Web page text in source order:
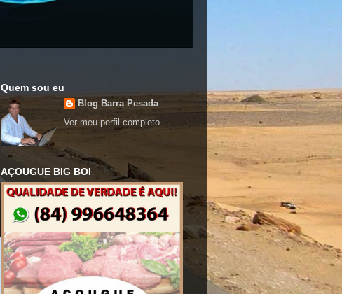
Quem sou eu
Blog Barra Pesada
Ver meu perfil completo
AÇOUGUE BIG BOI